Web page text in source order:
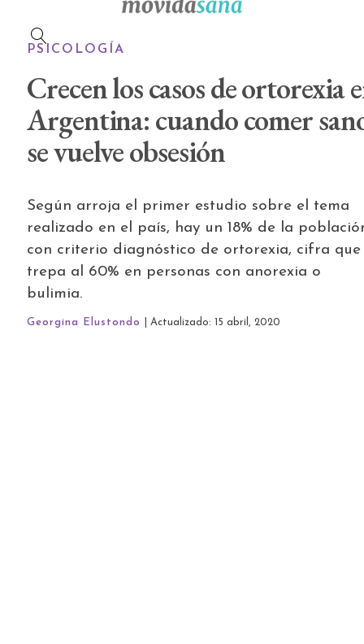
PSICOLOGÍA
Crecen los casos de ortorexia
Argentina: cuando comer
se vuelve obsesión
Según arroja el primer estudio sobre el tema
realizado en el país, hay un 18% de la
con criterio diagnóstico de ortorexia, cifra que
trepa al 60% en personas con anorexia o
bulimia.
Georgina Elustondo | Actualizado: 15 abril, 2020